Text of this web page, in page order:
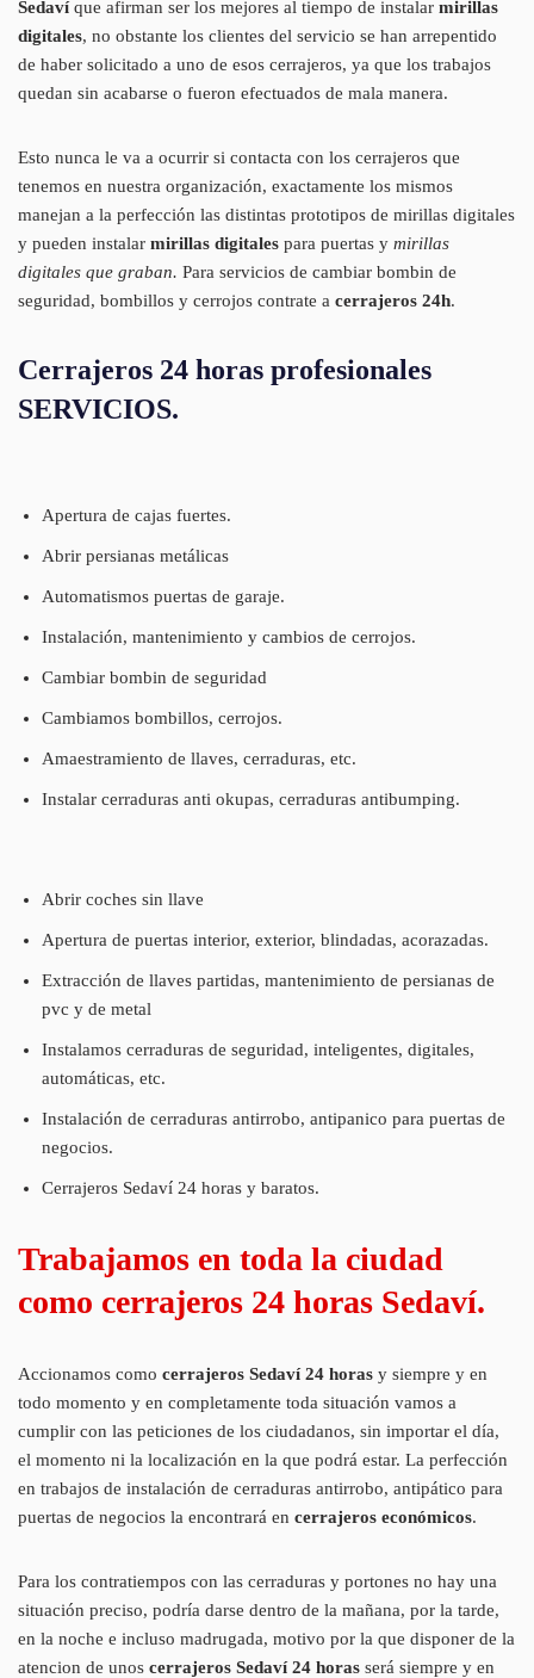
Sedavíque afirman ser los mejores al tiempo de instalar mirillas
digitales, no obstante los clientes del servicio se han arrepentido
de haber solicitado a uno de esos cerrajeros, ya que los trabajos
quedan sin acabarse o fueron efectuados de mala manera.
Esto nunca le va a ocurrir si contacta con los cerrajeros que
tenemos en nuestra organización, exactamente los mismos
manejan a la perfección las distintas prototipos de mirillas digitales
y pueden instalar mirillas digitales para puertas y mirillas
digitales que graban. Para servicios de cambiar bombin de
seguridad, bombillos y cerrojos contrate a cerrajeros 24h.
Cerrajeros 24 horas profesionales
SERVICIOS.
Apertura de cajas fuertes.
Abrir persianas metálicas
Automatismos puertas de garaje.
Instalación, mantenimiento y cambios de cerrojos.
Cambiar bombin de seguridad
Cambiamos bombillos, cerrojos.
Amaestramiento de llaves, cerraduras, etc.
Instalar cerraduras anti okupas, cerraduras antibumping.
Abrir coches sin llave
Apertura de puertas interior, exterior, blindadas, acorazadas.
Extracción de llaves partidas, mantenimiento de persianas de
pvc y de metal
Instalamos cerraduras de seguridad, inteligentes, digitales,
automáticas, etc.
Instalación de cerraduras antirrobo, antipanico para puertas de
negocios.
Cerrajeros Sedaví 24 horas y baratos.
Trabajamos en toda la ciudad
como cerrajeros 24 horas Sedaví.
Accionamos como cerrajeros Sedaví 24 horas y siempre y en
todo momento y en completamente toda situación vamos a
cumplir con las peticiones de los ciudadanos, sin importar el día,
el momento ni la localización en la que podrá estar. La perfección
en trabajos de instalación de cerraduras antirrobo, antipático para
puertas de negocios la encontrará en cerrajeros económicos.
Para los contratiempos con las cerraduras y portones no hay una
situación preciso, podría darse dentro de la mañana, por la tarde,
en la noche e incluso madrugada, motivo por la que disponer de la
atencion de unos cerrajeros Sedaví 24 horas será siempre y en